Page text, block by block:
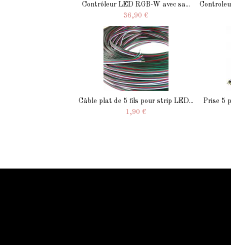
Contrôleur LED RGB-W avec sa...
36,90 €
Câble plat de 5 fils pour strip LED...
1,90 €
Prise 5